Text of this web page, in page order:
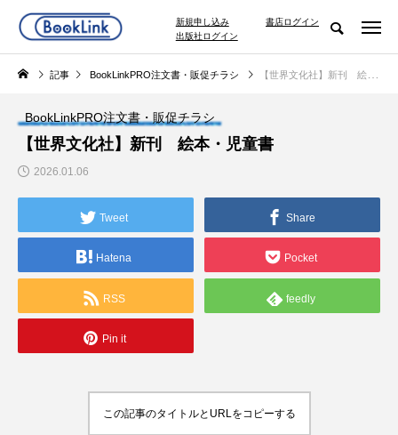
新規申し込み
書店ログイン
出版社ログイン
記事 BookLinkPRO注文書・販促チラシ 【世界文化社】新刊 絵本・児童書
BookLinkPRO注文書・販促チラシ
【世界文化社】新刊 絵本・児童書
2026.01.06
Tweet Share
Hatena Pocket
RSS feedly
Pin it
この記事のタイトルとURLをコピーする